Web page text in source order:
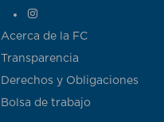
Acerca de la FC
Transparencia
Derechos y Obligaciones
Bolsa de trabajo